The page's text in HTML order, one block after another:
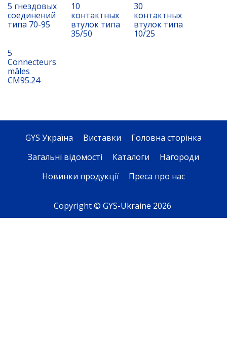
5 гнездовых
соединений
типа 70-95
10
контактных
втулок типа
35/50
30
контактных
втулок типа
10/25
5
Connecteurs
mâles
CM95.24
GYS Україна Виставки
Головна сторінка
Загальні відомості
Каталоги
Нагороди
Новинки продукції
Преса про нас
Copyright © GYS-Ukraine 2026